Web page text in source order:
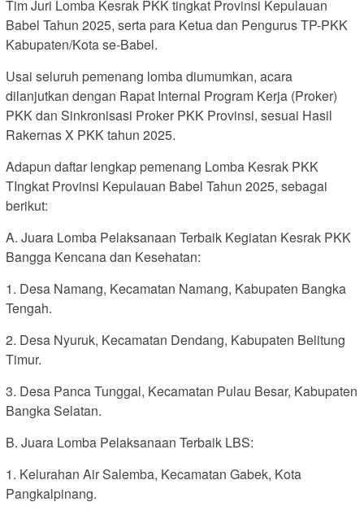
Tim Juri Lomba Kesrak PKK tingkat Provinsi Kepulauan
Babel Tahun 2025, serta para Ketua dan Pengurus TP-PKK
Kabupaten/Kota se-Babel.
Usai seluruh pemenang lomba diumumkan, acara
dilanjutkan dengan Rapat Internal Program Kerja (Proker)
PKK dan Sinkronisasi Proker PKK Provinsi, sesuai Hasil
Rakernas X PKK tahun 2025.
Adapun daftar lengkap pemenang Lomba Kesrak PKK
TIngkat Provinsi Kepulauan Babel Tahun 2025, sebagai
berikut:
A. Juara Lomba Pelaksanaan Terbaik Kegiatan Kesrak PKK
Bangga Kencana dan Kesehatan:
1. Desa Namang, Kecamatan Namang, Kabupaten Bangka
Tengah.
2. Desa Nyuruk, Kecamatan Dendang, Kabupaten Belitung
Timur.
3. Desa Panca Tunggal, Kecamatan Pulau Besar, Kabupaten
Bangka Selatan.
B. Juara Lomba Pelaksanaan Terbaik LBS:
1. Kelurahan Air Salemba, Kecamatan Gabek, Kota
Pangkalpinang.